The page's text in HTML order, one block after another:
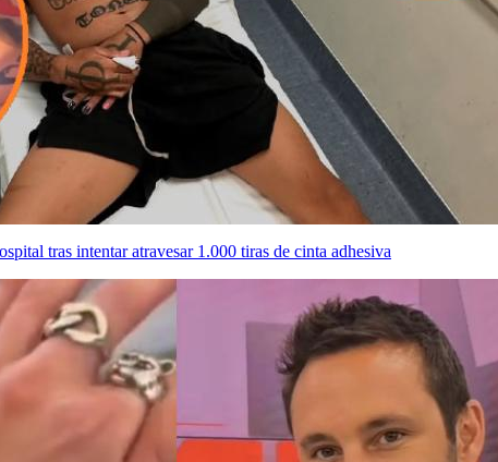
tras intentar atravesar 1.000 tiras de cinta adhesiva